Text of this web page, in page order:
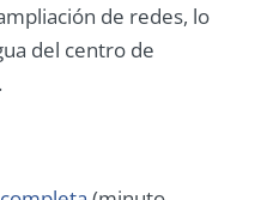
de redes, lo
del centro de